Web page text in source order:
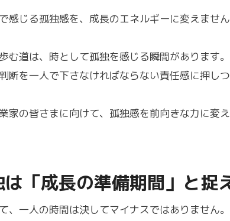
感じる孤独感を、成長のエネルギーに変えませ
む道は、時として孤独を感じる瞬間があります
断を一人で下さなければならない責任感に押し
家の皆さまに向けて、孤独感を前向きな力に変
「成長の準備期間」と捉
、一人の時間は決してマイナスではありません